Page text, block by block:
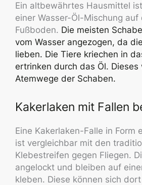
Ein altbewährtes Hausmittel
einer Wasser-Öl-Mischung auf
Fußboden. Die meisten
vom Wasser angezogen, da
lieben. Die Tiere kriechen in
ertrinken durch das Öl.
Atemwege der Schaben.
Kakerlaken mit Fallen
Eine Kakerlaken-Falle in Form
ist vergleichbar mit den
Klebestreifen gegen Fliegen.
angelockt und bleiben auf
kleben. Diese können sich